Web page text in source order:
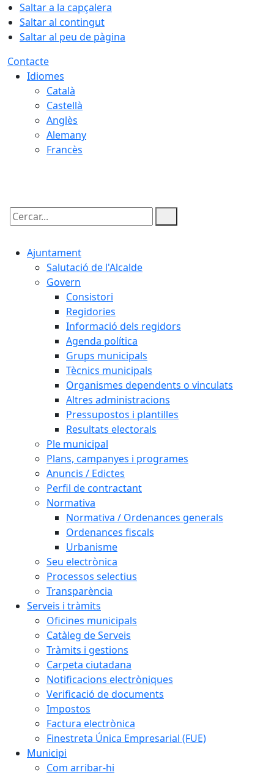
Saltar a la capçalera
Saltar al contingut
Saltar al peu de pàgina
Contacte
Idiomes
Català
Castellà
Anglès
Alemany
Francès
Cercar:
Ajuntament
Salutació de l'Alcalde
Govern
Consistori
Regidories
Informació dels regidors
Agenda política
Grups municipals
Tècnics municipals
Organismes dependents o vinculats
Altres administracions
Pressupostos i plantilles
Resultats electorals
Ple municipal
Plans, campanyes i programes
Anuncis / Edictes
Perfil de contractant
Normativa
Normativa / Ordenances generals
Ordenances fiscals
Urbanisme
Seu electrònica
Processos selectius
Transparència
Serveis i tràmits
Oficines municipals
Catàleg de Serveis
Tràmits i gestions
Carpeta ciutadana
Notificacions electròniques
Verificació de documents
Impostos
Factura electrònica
Finestreta Única Empresarial (FUE)
Municipi
Com arribar-hi